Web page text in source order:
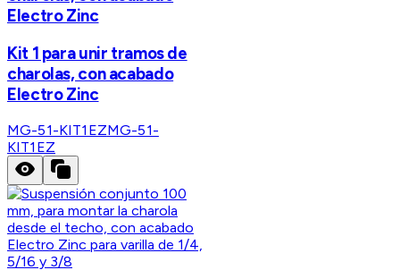
Electro Zinc
Kit 1 para unir tramos de
charolas, con acabado
Electro Zinc
MG-51-KIT1EZMG-51-
KIT1EZ